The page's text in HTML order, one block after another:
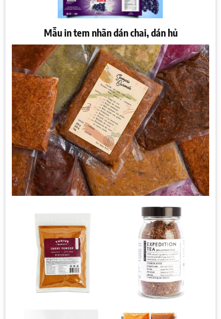
Mẫu in tem nhãn dán chai, dán hủ